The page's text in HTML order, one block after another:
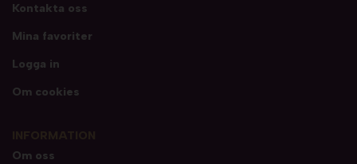
Kontakta oss
Mina favoriter
Logga in
Om cookies
Om oss